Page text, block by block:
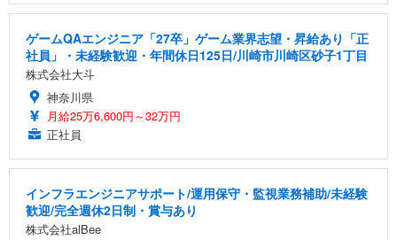
ゲームQAエンジニア「27卒」ゲーム業界志望・昇給あり「正
社員」・未経験歓迎・年間休日125日/川崎市川崎区砂子1丁目
株式会社大斗
神奈川県
月給25万6,600円～32万円
正社員
インフラエンジニアサポート/運用保守・監視業務補助/未経験
歓迎/完全週休2日制・賞与あり
株式会社alBee